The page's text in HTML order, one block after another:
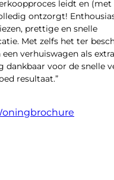
leidt en (met
ontzorgt!
prettige en snelle
Met zelfs het ter
verhuiswagen als extra
dankbaar voor de snelle
resultaat.”